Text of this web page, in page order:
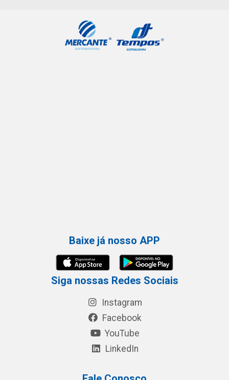
Baixe já nosso APP
Siga nossas Redes Sociais
Instagram
Facebook
YouTube
LinkedIn